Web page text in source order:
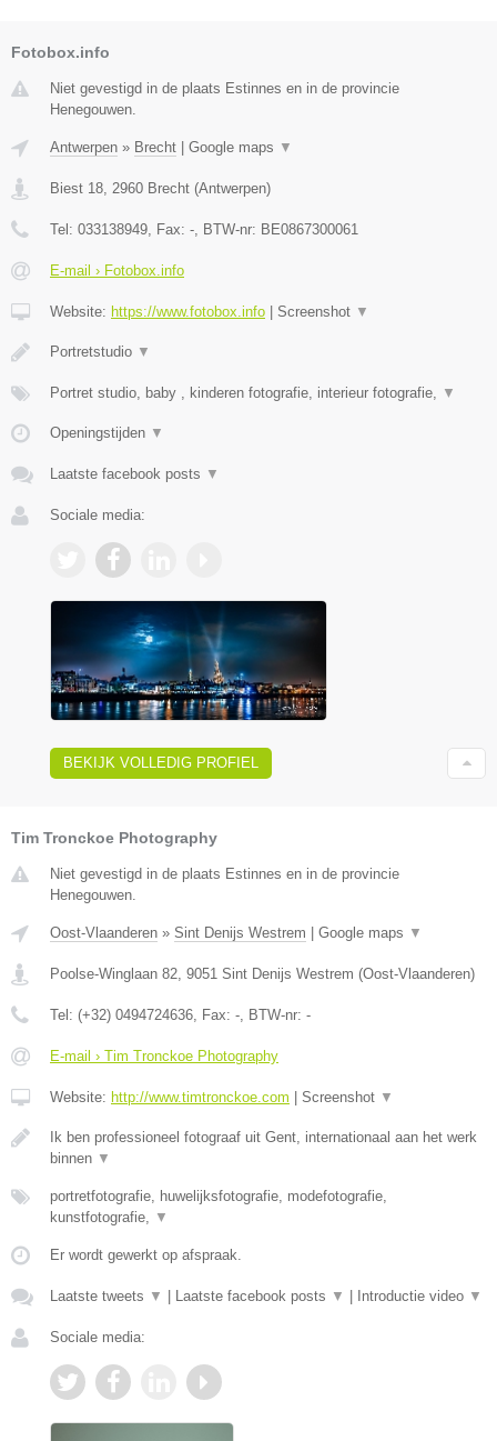
Fotobox.info
Niet gevestigd in de plaats Estinnes en in de provincie
Henegouwen.
Antwerpen » Brecht Google maps ▼
Biest 18, 2960 Brecht (Antwerpen)
Tel: 033138949, Fax: -, BTW-nr: BE0867300061
E-mail › Fotobox.info
Website: https://www.fotobox.info Screenshot ▼
Portretstudio ▼
Portret studio, baby , kinderen fotografie, interieur fotografie, ▼
Openingstijden ▼
Laatste facebook posts ▼
Sociale media:
BEKIJK VOLLEDIG PROFIEL
Tim Tronckoe Photography
Niet gevestigd in de plaats Estinnes en in de provincie
Henegouwen.
Oost-Vlaanderen » Sint Denijs Westrem Google maps ▼
Poolse-Winglaan 82, 9051 Sint Denijs Westrem (Oost-Vlaanderen)
Tel: (+32) 0494724636, Fax: -, BTW-nr: -
E-mail › Tim Tronckoe Photography
Website: http://www.timtronckoe.com Screenshot ▼
Ik ben professioneel fotograaf uit Gent, internationaal aan het werk
binnen ▼
portretfotografie, huwelijksfotografie, modefotografie,
kunstfotografie, ▼
Er wordt gewerkt op afspraak.
Laatste tweets ▼ Laatste facebook posts ▼ Introductie video ▼
Sociale media: